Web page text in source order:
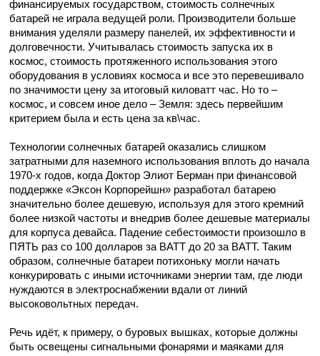
финансируемых государством, стоимость солнечных
батарей не играла ведущей роли. Производители больше
внимания уделяли размеру панелей, их эффективности и
долговечности. Учитывалась стоимость запуска их в
космос, стоимость протяженного использования этого
оборудования в условиях космоса и все это перевешивало
по значимости цену за итоговый киловатт час. Но то –
космос, и совсем иное дело – Земля: здесь первейшим
критерием была и есть цена за кв\час.
Технологии солнечных батарей оказались слишком
затратными для наземного использования вплоть до начала
1970-х годов, когда Доктор Элиот Берман при финансовой
поддержке «Эксон Корпорейшн» разработал батарею
значительно более дешевую, используя для этого кремний
более низкой частоты и внедрив более дешевые материалы
для корпуса девайса. Падение себестоимости произошло в
ПЯТЬ раз со 100 долларов за ВАТТ до 20 за ВАТТ. Таким
образом, солнечные батареи потихоньку могли начать
конкурировать с иными источниками энергии там, где люди
нуждаются в электроснабжении вдали от линий
высоковольтных передач.
Речь идёт, к примеру, о буровых вышках, которые должны
быть освещены сигнальными фонарями и маяками для